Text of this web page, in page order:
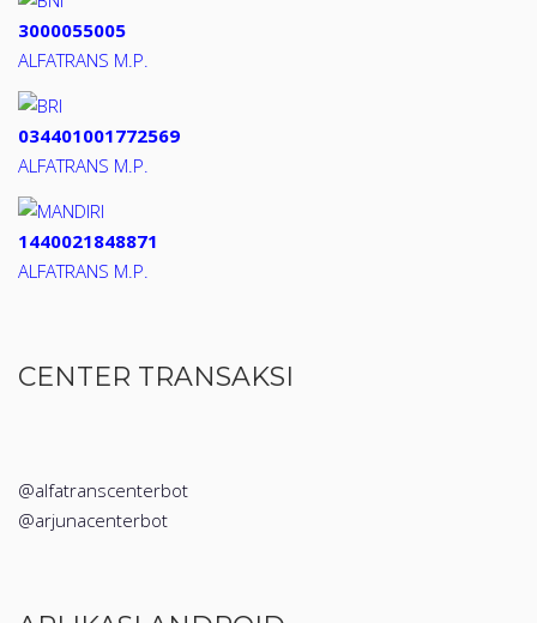
3000055005
ALFATRANS M.P.
034401001772569
ALFATRANS M.P.
1440021848871
ALFATRANS M.P.
CENTER TRANSAKSI
@alfatranscenterbot
@arjunacenterbot